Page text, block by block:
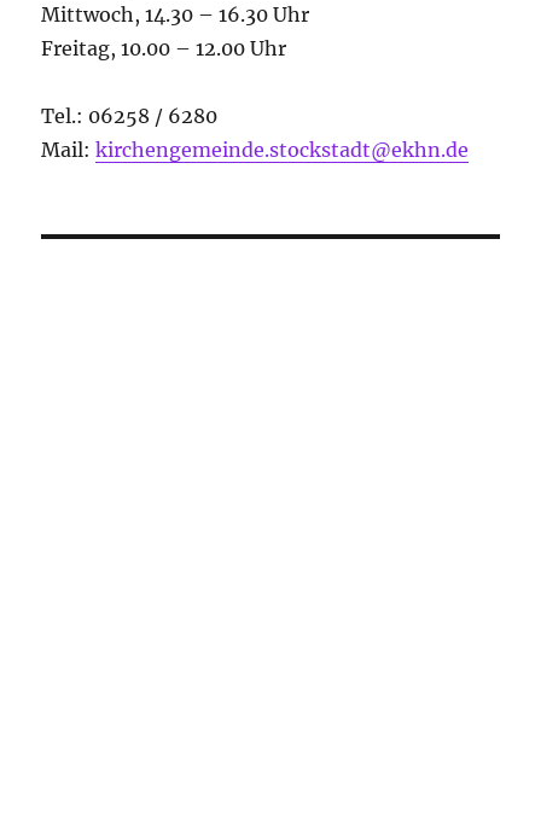
Mittwoch, 14.30 – 16.30 Uhr
Freitag, 10.00 – 12.00 Uhr
Tel.: 06258 / 6280
Mail:kirchengemeinde.stockstadt@ekhn.de